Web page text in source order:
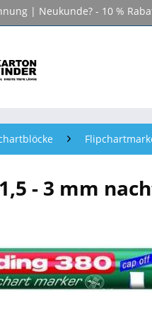
| Neukunde? - 10 %
- 3 mm